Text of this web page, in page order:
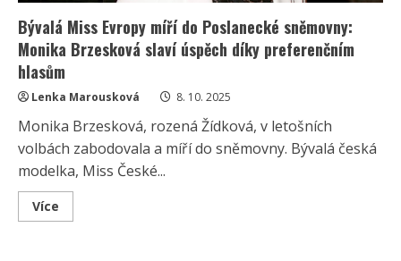
Bývalá Miss Evropy míří do Poslanecké sněmovny:
Monika Brzesková slaví úspěch díky preferenčním
hlasům
Lenka Marousková 8. 10. 2025
Monika Brzesková, rozená Žídková, v letošních
volbách zabodovala a míří do sněmovny. Bývalá česká
modelka, Miss České...
Více
more